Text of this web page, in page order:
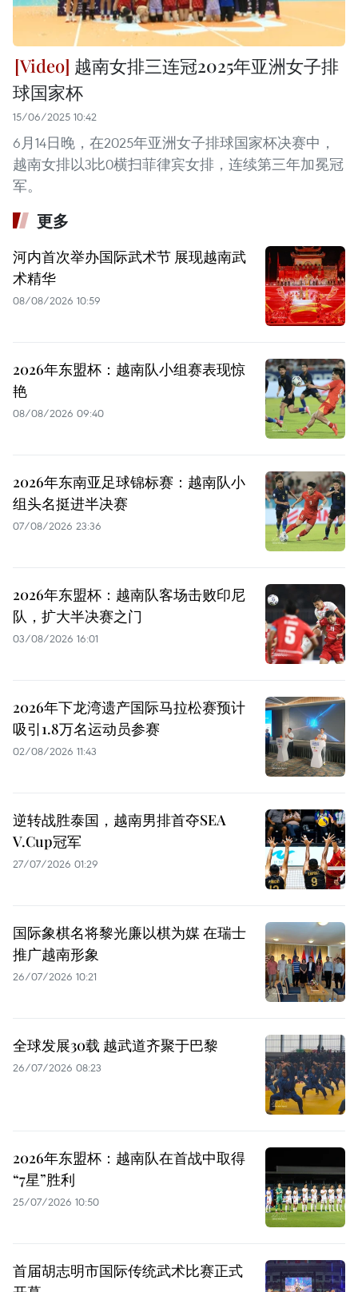
越南女排三连冠2025年亚洲女子排
球国家杯
15/06/2025 10:42
6月14日晚，在2025年亚洲女子排球国家杯决赛中，
越南女排以3比0横扫菲律宾女排，连续第三年加冕冠
军。
更多
河内首次举办国际武术节 展现越南武
术精华
08/08/2026 10:59
2026年东盟杯：越南队小组赛表现惊
艳
08/08/2026 09:40
2026年东南亚足球锦标赛：越南队小
组头名挺进半决赛
07/08/2026 23:36
2026年东盟杯：越南队客场击败印尼
队，扩大半决赛之门
03/08/2026 16:01
2026年下龙湾遗产国际马拉松赛预计
吸引1.8万名运动员参赛
02/08/2026 11:43
逆转战胜泰国，越南男排首夺SEA
V.Cup冠军
27/07/2026 01:29
国际象棋名将黎光廉以棋为媒 在瑞士
推广越南形象
26/07/2026 10:21
全球发展30载 越武道齐聚于巴黎
26/07/2026 08:23
2026年东盟杯：越南队在首战中取得
“7星”胜利
25/07/2026 10:50
首届胡志明市国际传统武术比赛正式